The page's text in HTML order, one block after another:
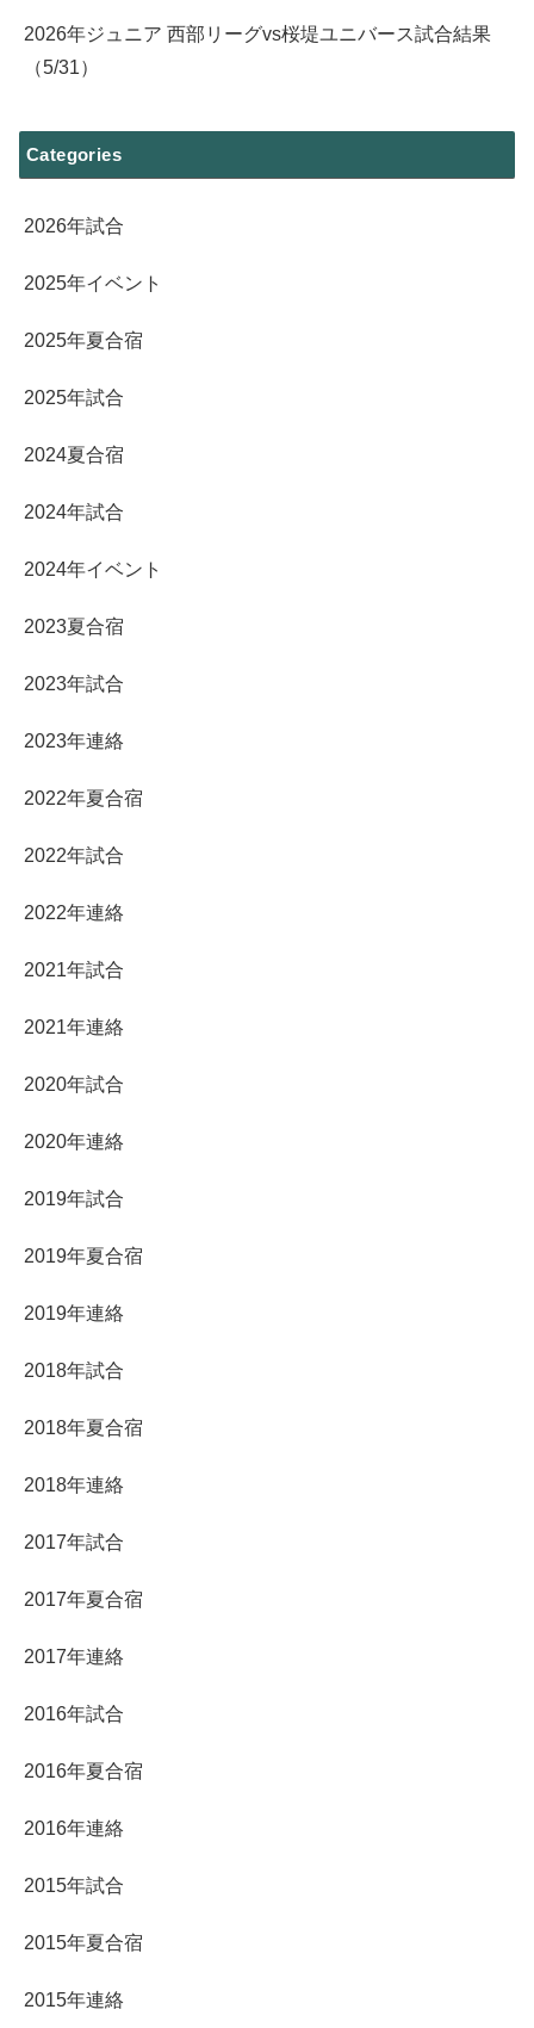
2026年ジュニア 西部リーグvs桜堤ユニバース試合結果
（5/31）
Categories
2026年試合
2025年イベント
2025年夏合宿
2025年試合
2024夏合宿
2024年試合
2024年イベント
2023夏合宿
2023年試合
2023年連絡
2022年夏合宿
2022年試合
2022年連絡
2021年試合
2021年連絡
2020年試合
2020年連絡
2019年試合
2019年夏合宿
2019年連絡
2018年試合
2018年夏合宿
2018年連絡
2017年試合
2017年夏合宿
2017年連絡
2016年試合
2016年夏合宿
2016年連絡
2015年試合
2015年夏合宿
2015年連絡